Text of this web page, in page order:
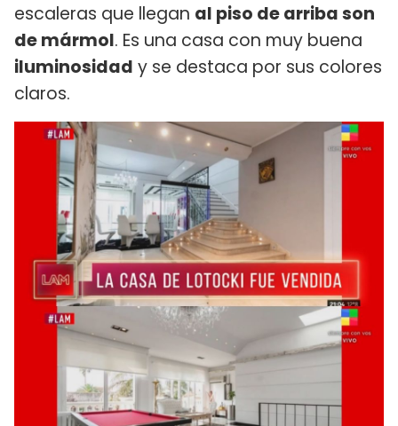
escaleras que llegan al piso de arriba son
de mármol. Es una casa con muy buena
iluminosidad y se destaca por sus colores
claros.